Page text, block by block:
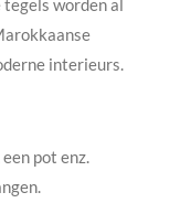
worden al
interieurs.
pot enz.